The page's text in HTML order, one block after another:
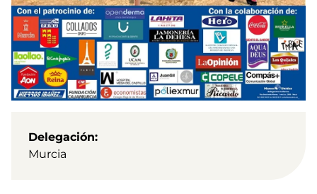
Delegación
Murcia